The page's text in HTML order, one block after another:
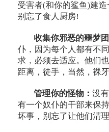
受害者(和你的鲨鱼)建造
别忘了食人厨房!
收集你邪恶的噩梦团
仆，因为每个人都有不
求，必须去适应。他们
距离，徒手，当然，裸牙
管理你的怪物：没
有一个奴仆的干部来保
坏事，别忘了让他们清理